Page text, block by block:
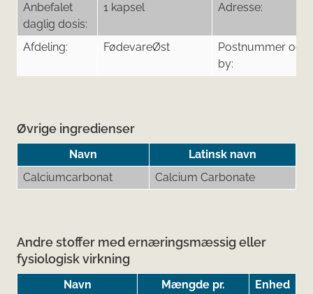
Anbefalet
daglig dosis:
1 kapsel Adresse:
Afdeling: FødevareØst
Postnummer og
by:
Øvrige ingredienser
Navn
Latinsk navn
Calciumcarbonat
Calcium Carbonate
Andre stoffer med ernæringsmæssig eller
fysiologisk virkning
Navn
Mængde pr.
Enhed